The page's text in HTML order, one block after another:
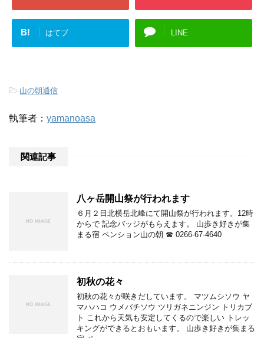
B! はてブ LINE
-山の朝通信
執筆者： yamanoasa
関連記事
八ヶ岳開山祭が行われます
６月２日北横岳北峰にて開山祭が行われます。12時
からで 記念バッジがもらえます。 山歩き好きが集
まる宿 ペンション山の朝 ☎ 0266-67-4640
初秋の花々
初秋の花々が咲きだしています。 マツムシソウ ヤ
マハハコ ウメバチソウ ツリガネニンジン トリカブ
ト これから天気も安定してくるので楽しい トレッ
キングができるとおもいます。 山歩き好きが集まる